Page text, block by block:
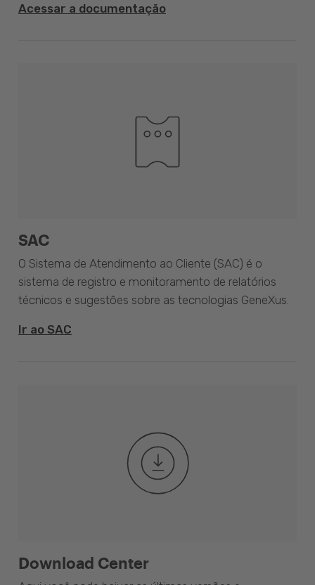
Acessar a documentação
SAC
O Sistema de Atendimento ao Cliente (SAC) é o
sistema de registro e monitoramento de relatórios
técnicos e sugestões sobre as tecnologias GeneXus.
Ir ao SAC
Download Center